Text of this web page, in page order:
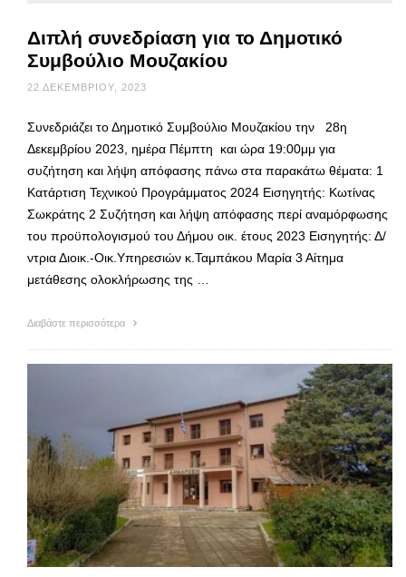
Διπλή συνεδρίαση για το Δημοτικό
Συμβούλιο Μουζακίου
22 ΔΕΚΕΜΒΡΊΟΥ, 2023
Συνεδριάζει το Δημοτικό Συμβούλιο Μουζακίου την 28η
Δεκεμβρίου 2023, ημέρα Πέμπτη και ώρα 19:00μμ για
συζήτηση και λήψη απόφασης πάνω στα παρακάτω θέματα: 1
Κατάρτιση Τεχνικού Προγράμματος 2024 Εισηγητής: Κωτίνας
Σωκράτης 2 Συζήτηση και λήψη απόφασης περί αναμόρφωσης
του προϋπολογισμού του Δήμου οικ. έτους 2023 Εισηγητής: Δ/
ντρια Διοικ.-Οικ.Υπηρεσιών κ.Ταμπάκου Μαρία 3 Αίτημα
μετάθεσης ολοκλήρωσης της …
Διαβάστε περισσότερα